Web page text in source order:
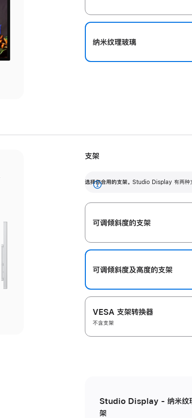
纳米纹理玻璃
调节范围。
支架
选择你合用的支架。 Studio Display 有两种支
展
开
可调倾斜度的支架
可调倾斜度及高‍度的支‍架
VESA 支架转换器
不含支架
Studio Display - 纳米纹
架